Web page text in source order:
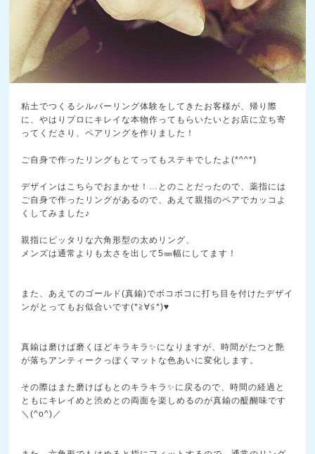
粘土でつくるシルバーリング体験をしてきたお客様が、帰 り際
に、やはりプロにキレイな本物作ってもらいたいとお 店に立ち寄
ってくださり、ペアリングを作りました！
ご自身で作ったリングもとてってもステキでしたよ(*^^*)
デザインはこちらでおまかせ！…とのことだったので、薬指には
ご自身で作ったリングがあるので、あえて親指のペアでカッコよ
くしてみました♪
親指にピッタリな六角形型の太めリング、
メンズは通常よりも太さを出して5㎜幅にしてます！
また、あえてのゴールド(真鍮)でボコボコに打ち目を付けたデザイ
ンがとってもお似合いです(*≧∀≦*)♥
真鍮は磨けば磨くほどキラキラ✨ になりますが、時間がたつと艶
が落ちアンティークっぽく マットな色あいに変化します。
その際はまた磨けばもとのキラキラ✨ に戻るので、時間の経過と
ともにキレイめと渋めとの両面を楽しめるのが真鍮の醍醐味です
＼(^o^)／